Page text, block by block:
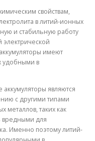
свойствам,
в литий-ионных
и стабильную работу
электрической
имеют
удобными в
являются
с другими типами
металлов, таких как
вредными для
Именно поэтому литий-